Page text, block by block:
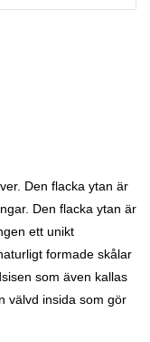
Den flacka ytan är
Den flacka ytan är
ett unikt
formade skålar
som även kallas
välvd insida som gör